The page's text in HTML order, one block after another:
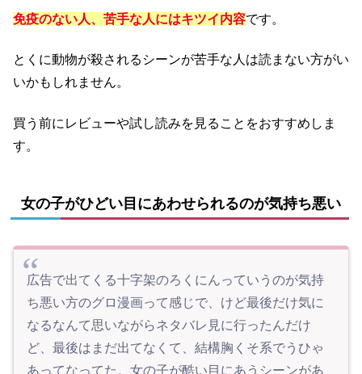
免疫のない人、苦手な人にはキツイ内容です。
とくに動物が殺されるシーンが苦手な人は読まない方がい
いかもしれません。
買う前にレビューや試し読みを見ることをおすすめしま
す。
女の子がひどい目にあわせられるのが気持ち悪い
広告で出てくる十字架のろくにんっていうのが気持
ち悪い方のグロ漫画って感じで、けど最後だけ気に
なるなんて思いながらネタバレ見に行ったんだけ
ど、最後はまだ出てなくて、結構胸くそ系でうひゃ
あってなってた。女の子が酷い目にあうシーンがあ